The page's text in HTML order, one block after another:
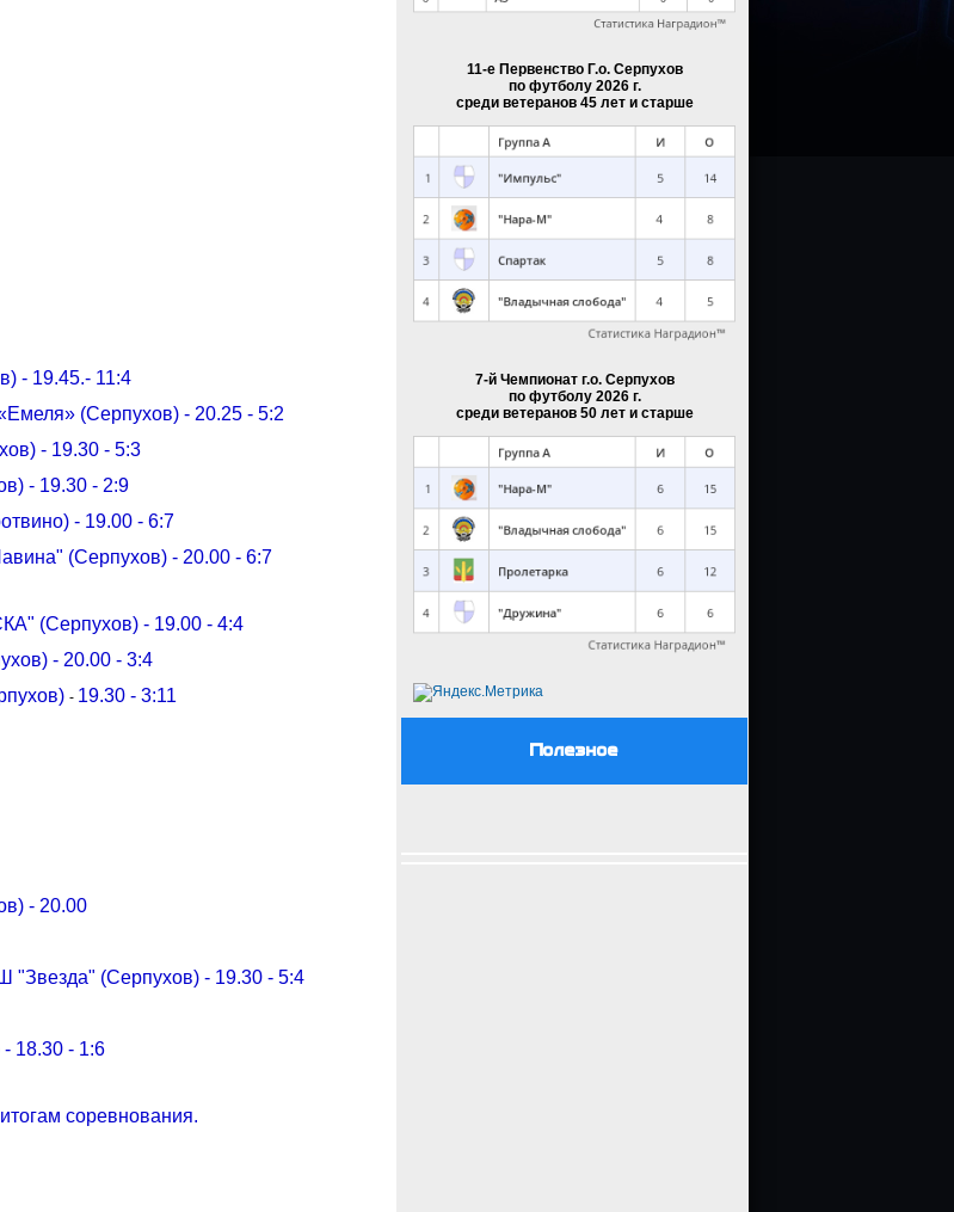
- 19.45.- 11:4
(Серпухов) - 20.25 - 5:2
- 19.30 - 5:3
- 19.30 - 2:9
- 19.00 - 6:7
(Серпухов) - 20.00 - 6:7
(Серпухов) - 19.00 - 4:4
- 20.00 - 3:4
- 19.30 - 3:11
- 20.00
"Звезда" (Серпухов) - 19.30 - 5:4
18.30 - 1:6
соревнования.
11-е Первенство Г.о. Серпухов
по футболу 2026 г.
среди ветеранов 45 лет и старше
7-й Чемпионат г.о. Серпухов
по футболу 2026 г.
среди ветеранов 50 лет и старше
Полезное